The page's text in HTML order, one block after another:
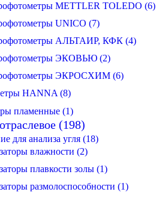
METTLER TOLEDO (6)
UNICO (7)
АЛЬТАИР, КФК (4)
ЭКОВЬЮ (2)
ЭКРОСХИМ (6)
HANNA (8)
пламенные (1)
(198)
для анализа угля (18)
влажности (2)
плавкости золы (1)
размолоспособности (1)